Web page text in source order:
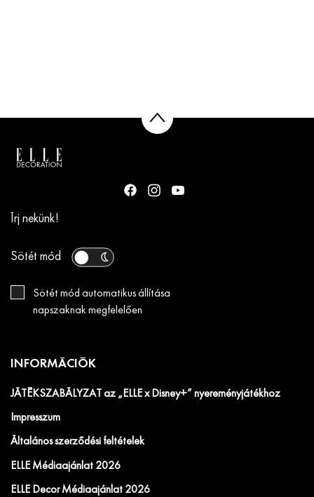
Írj nekünk!
Sötét mód
Sötét mód automatikus állítása
napszaknak megfelelően
INFORMÁCIÓK
JÁTÉKSZABÁLYZAT az „ELLE x Disney+” nyereményjátékhoz
Impresszum
Általános szerződési feltételek
ELLE Médiaajánlat 2026
ELLE Decor Médiaajánlat 2026